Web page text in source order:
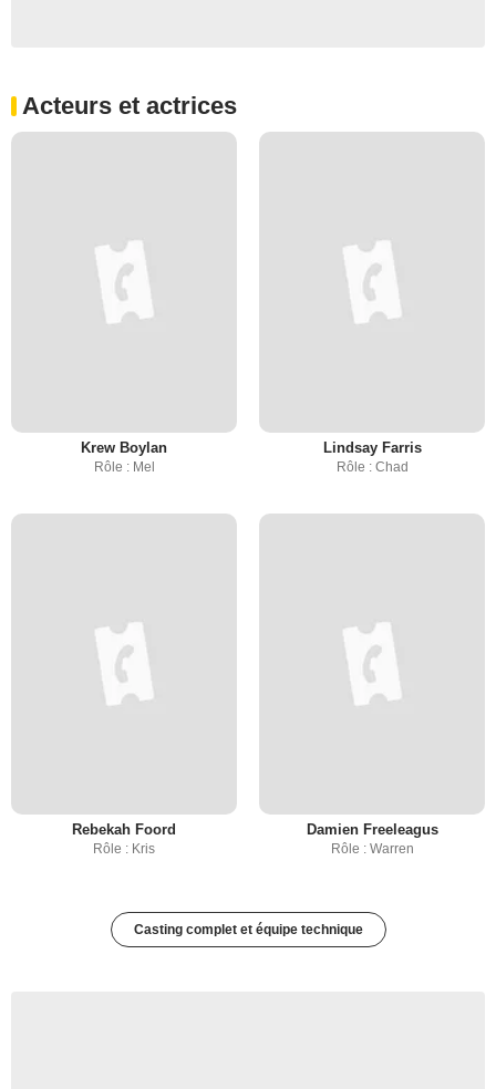
Acteurs et actrices
Krew Boylan
Rôle : Mel
Lindsay Farris
Rôle : Chad
Rebekah Foord
Rôle : Kris
Damien Freeleagus
Rôle : Warren
Casting complet et équipe technique